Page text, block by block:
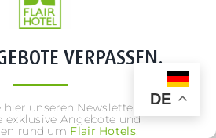
VERPASSEN.
unseren Newsletter
exklusive Angebote und
rund um Flair Hotels.
DE